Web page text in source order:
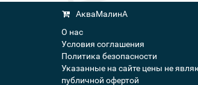
АкваМалинА
О нас
Условия соглашения
Политика безопасности
Указанные на сайте цены не
публичной офертой